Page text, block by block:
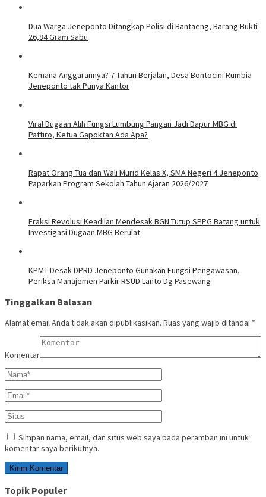
Dua Warga Jeneponto Ditangkap Polisi di Bantaeng, Barang Bukti
26,84 Gram Sabu
Kemana Anggarannya? 7 Tahun Berjalan, Desa Bontocini Rumbia
Jeneponto tak Punya Kantor
Viral Dugaan Alih Fungsi Lumbung Pangan Jadi Dapur MBG di
Pattiro, Ketua Gapoktan Ada Apa?
Rapat Orang Tua dan Wali Murid Kelas X, SMA Negeri 4 Jeneponto
Paparkan Program Sekolah Tahun Ajaran 2026/2027
Fraksi Revolusi Keadilan Mendesak BGN Tutup SPPG Batang untuk
Investigasi Dugaan MBG Berulat
KPMT Desak DPRD Jeneponto Gunakan Fungsi Pengawasan,
Periksa Manajemen Parkir RSUD Lanto Dg Pasewang
Tinggalkan Balasan
Alamat email Anda tidak akan dipublikasikan. Ruas yang wajib ditandai *
Komentar
Simpan nama, email, dan situs web saya pada peramban ini untuk
komentar saya berikutnya.
Topik Populer